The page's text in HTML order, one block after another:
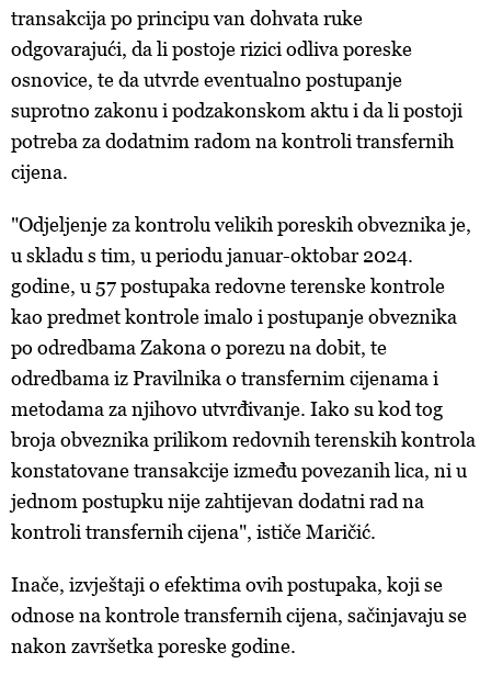
transakcija po principu van dohvata ruke
odgovarajući, da li postoje rizici odliva poreske
osnovice, te da utvrde eventualno postupanje
suprotno zakonu i podzakonskom aktu i da li postoji
potreba za dodatnim radom na kontroli transfernih
cijena.
"Odjeljenje za kontrolu velikih poreskih obveznika je,
u skladu s tim, u periodu januar-oktobar 2024.
godine, u 57 postupaka redovne terenske kontrole
kao predmet kontrole imalo i postupanje obveznika
po odredbama Zakona o porezu na dobit, te
odredbama iz Pravilnika o transfernim cijenama i
metodama za njihovo utvrđivanje. Iako su kod tog
broja obveznika prilikom redovnih terenskih kontrola
konstatovane transakcije između povezanih lica, ni u
jednom postupku nije zahtijevan dodatni rad na
kontroli transfernih cijena", ističe Maričić.
Inače, izvještaji o efektima ovih postupaka, koji se
odnose na kontrole transfernih cijena, sačinjavaju se
nakon završetka poreske godine.